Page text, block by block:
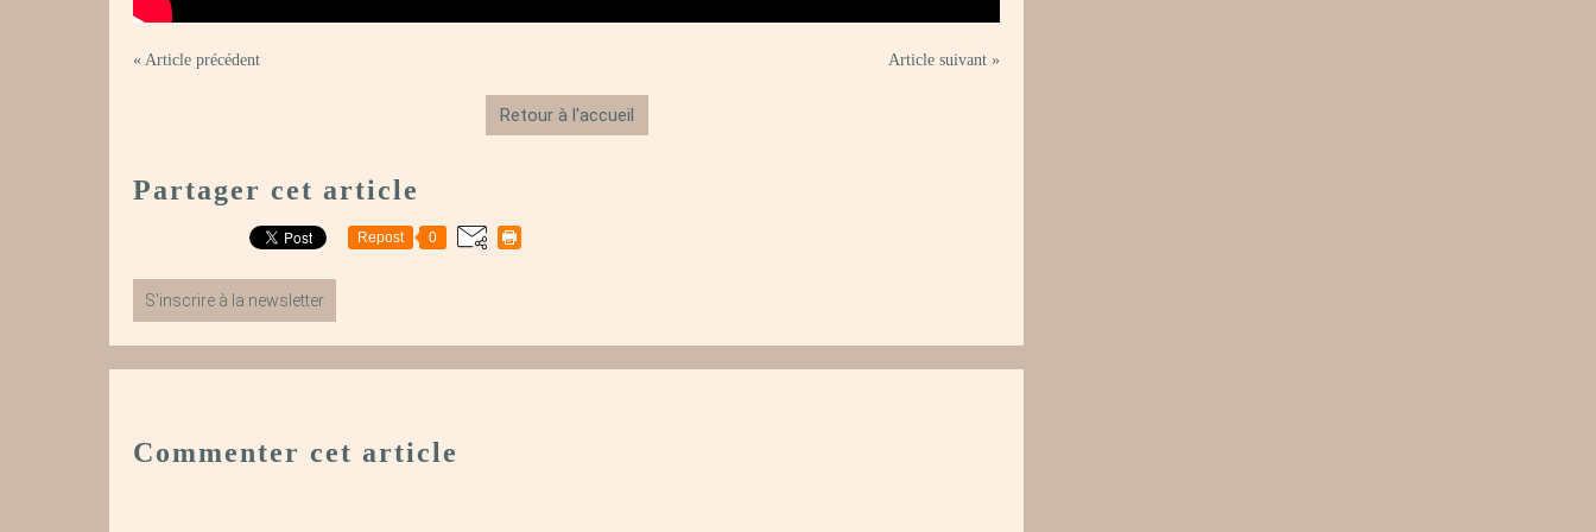
« Article précédent Article suivant »
Retour à l'accueil
Partager cet article
Repost 0
S'inscrire à la newsletter
Commenter cet article